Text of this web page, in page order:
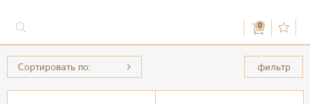
0
фильтр
Сортировать по: